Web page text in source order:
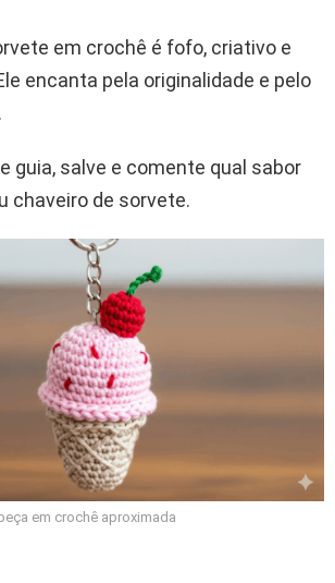
em crochê é fofo, criativo e
encanta pela originalidade e pelo
guia, salve e comente qual sabor
chaveiro de sorvete.
em crochê aproximada